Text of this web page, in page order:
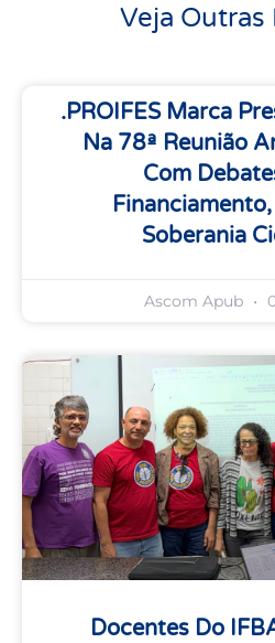
Veja Outras
.PROIFES Marca
Na 78ª Reunião
Com
Soberania
Ascom Apub
Docentes Do